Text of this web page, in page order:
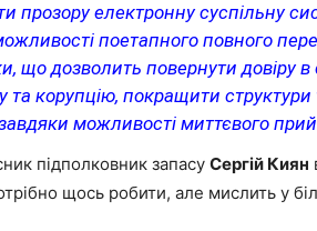
прозору електронну суспільну
поетапного повного
що дозволить повернути довіру в
та корупцію, покращити
можливості миттєвого
підполковник запасу Сергій Киян
щось робити, але мислить у